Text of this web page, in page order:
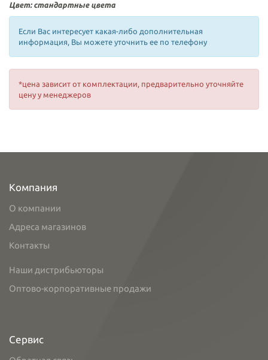
Цвет: стандартные цвета
Если Вас интересует какая-либо дополнительная
информация, Вы можете уточнить ее по телефону
*цена зависит от комплектации, предварительно уточняйте
цену у менеджеров
Компания
О компании
Адреса магазинов
Контакты
Наши дистрибьюторы
Оптово-корпоративные продажи
Сервис